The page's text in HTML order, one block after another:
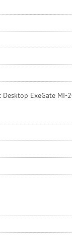
ExeGate MI-